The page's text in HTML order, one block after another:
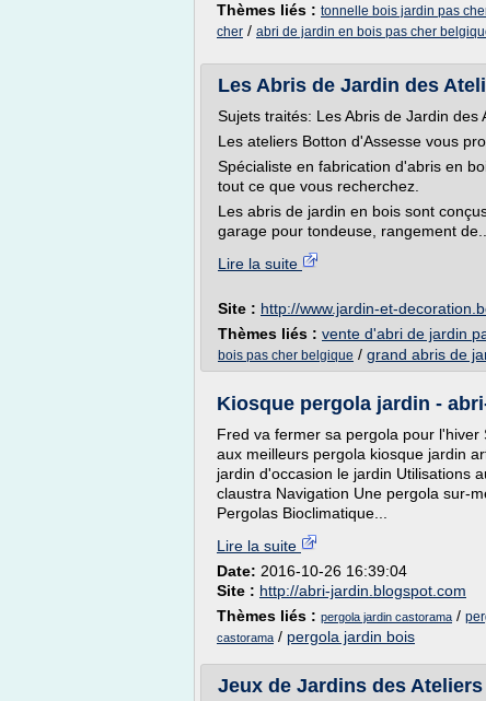
Thèmes liés : tonnelle bois jardin pas
cher / abri de jardin en bois pas cher
Les Abris de Jardin des
Sujets traités: Les Abris de Jardin des
Les ateliers Botton d'Assesse vous
Spécialiste en fabrication d'abris en
tout ce que vous recherchez.
Les abris de jardin en bois sont
garage pour tondeuse, rangement de...
Lire la suite
Site : http://www.jardin-et-
Thèmes liés : vente d'abri de jardin
bois pas cher belgique / grand abris de
Kiosque pergola jardin -
Fred va fermer sa pergola pour
aux meilleurs pergola kiosque jardin
jardin d'occasion le jardin Utilisations
claustra Navigation Une pergola sur-
Pergolas Bioclimatique...
Lire la suite
Date: 2016-10-26 16:39:04
Site : http://abri-jardin.blogspot.com
Thèmes liés : pergola jardin castorama /
castorama / pergola jardin bois
Jeux de Jardins des